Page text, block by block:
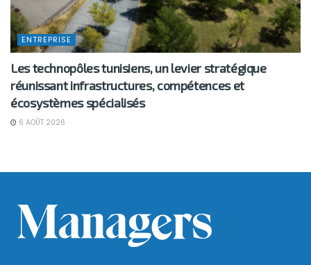
ENTREPRISE
Les technopôles tunisiens, un levier stratégique
réunissant infrastructures, compétences et
écosystèmes spécialisés
6 AOÛT 2026